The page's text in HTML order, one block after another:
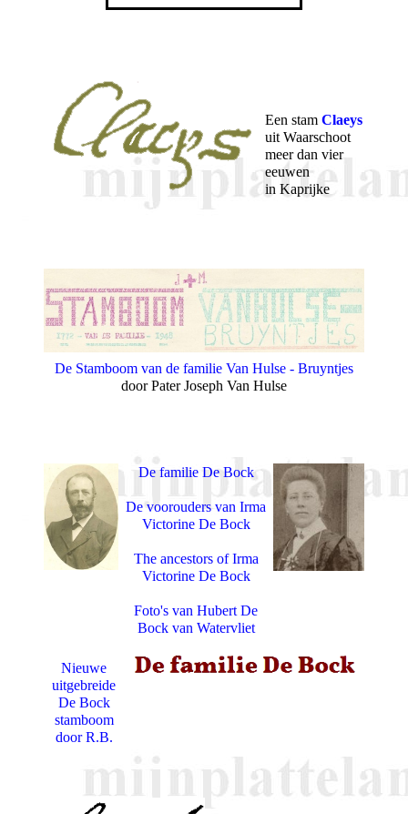
Een stam Claeys
uit Waarschoot
meer dan vier
eeuwen
in Kaprijke
De Stamboom van de familie Van Hulse - Bruyntjes
door Pater Joseph Van Hulse
De familie De Bock
De voorouders van Irma
Victorine De Bock
The ancestors of Irma
Victorine De Bock
Foto's van Hubert De
Bock van Watervliet
Nieuwe
uitgebreide
De Bock
stamboom
door R.B.